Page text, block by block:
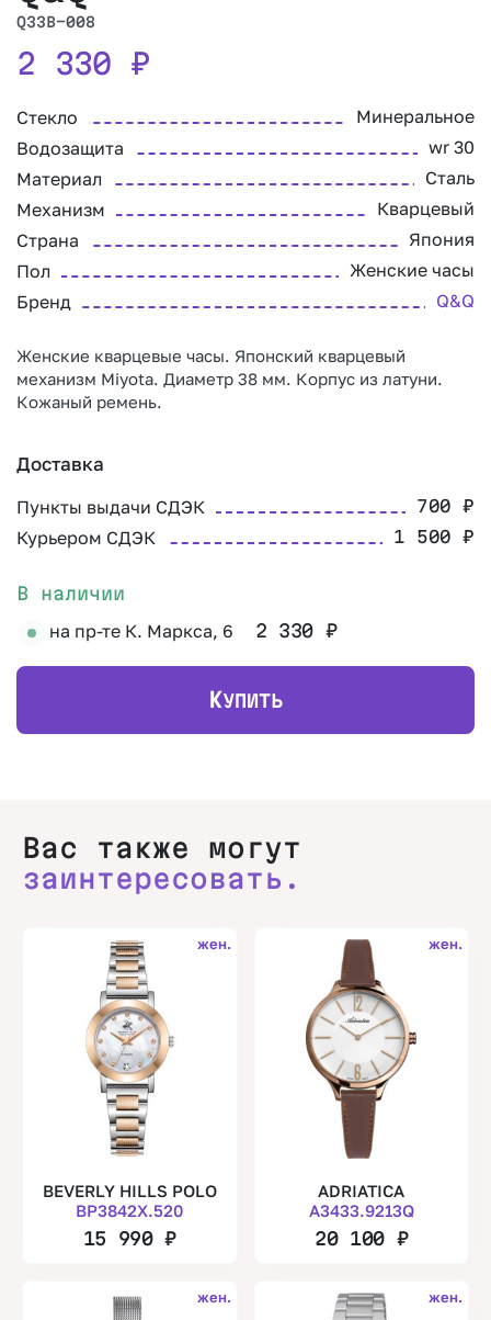
Q33B-008
2 330 ₽
Стекло
Минеральное
Водозащита
wr 30
Материал
Сталь
Механизм
Кварцевый
Страна
Япония
Пол
Женские часы
Бренд
Q&Q
Женские кварцевые часы. Японский кварцевый
механизм Miyota. Диаметр 38 мм. Корпус из латуни.
Кожаный ремень.
Доставка
Пункты выдачи СДЭК 700₽
Курьером СДЭК 1 500₽
В наличии
на пр-те К. Маркса, 6 2 330 ₽
КУПИТЬ
Вас также могут
заинтересовать.
жен.
BEVERLY HILLS POLO
BP3842X.520
15 990₽
жен.
ADRIATICA
A3433.9213Q
20 100 ₽
жен. жен.